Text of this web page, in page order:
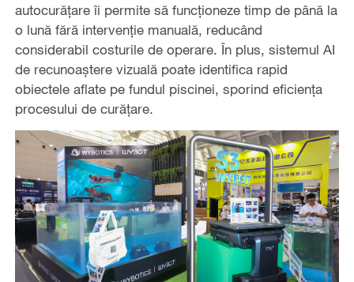
autocurățare îi permite să funcționeze timp de până la
o lună fără intervenție manuală, reducând
considerabil costurile de operare. În plus, sistemul AI
de recunoaștere vizuală poate identifica rapid
obiectele aflate pe fundul piscinei, sporind eficiența
procesului de curățare.